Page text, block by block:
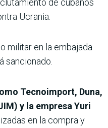
de cubanos
Ucrania.
militar en la embajada
sancionado.
Tecnoimport, Duna,
y la empresa Yuri
en la compra y